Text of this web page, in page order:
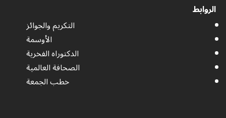
الروابط
التكريم والجوائز
الأوسمة
الدكتوراه الفخرية
الصحافة العالمية
خطب الجمعة